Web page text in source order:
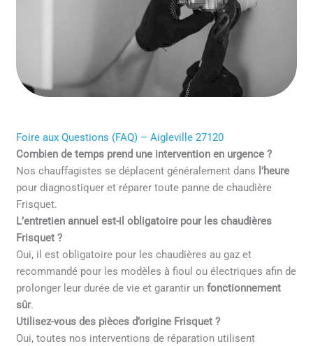
Foire aux Questions (FAQ) – Aigleville 27120
Combien de temps prend une intervention en urgence ?
Nos chauffagistes se déplacent généralement dans l’heure
pour diagnostiquer et réparer toute panne de chaudière
Frisquet.
L’entretien annuel est-il obligatoire pour les chaudières
Frisquet ?
Oui, il est obligatoire pour les chaudières au gaz et
recommandé pour les modèles à fioul ou électriques afin de
prolonger leur durée de vie et garantir unfonctionnement
sûr.
Utilisez-vous des pièces d’origine Frisquet ?
Oui, toutes nos interventions de réparation utilisent